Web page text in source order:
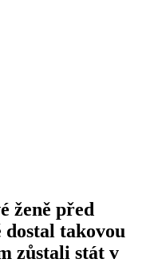
ženě před
takovou
zůstali stát v